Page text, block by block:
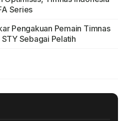
Series
Pengakuan Pemain Timnas
Sebagai Pelatih